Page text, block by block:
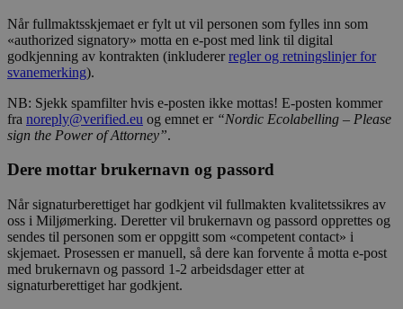
Når fullmaktsskjemaet er fylt ut vil personen som fylles inn som
«authorized signatory» motta en e-post med link til digital
godkjenning av kontrakten (inkludererregler og retningslinjer for
svanemerking).
NB: Sjekk spamfilter hvis e-posten ikke mottas! E-posten kommer
fra noreply@verified.eu og emnet er “Nordic Ecolabelling – Please
sign the Power of Attorney”.
Dere mottar brukernavn og passord
Når signaturberettiget har godkjent vil fullmakten kvalitetssikres av
oss i Miljømerking. Deretter vil brukernavn og passord opprettes og
sendes til personen som er oppgitt som «competent contact» i
skjemaet. Prosessen er manuell, så dere kan forvente å motta e-post
med brukernavn og passord 1-2 arbeidsdager etter at
signaturberettiget har godkjent.